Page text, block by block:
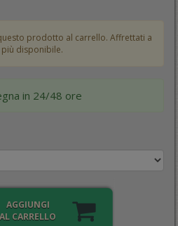
prodotto al carrello. Affrettati a
disponibile.
in 24/48 ore
AGGIUNGI
AL CARRELLO